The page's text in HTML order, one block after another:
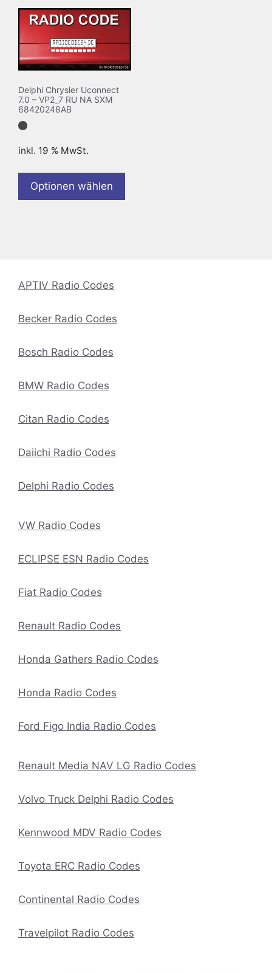
Delphi Chrysler Uconnect
7.0 – VP2_7 RU NA SXM
68420248AB
inkl. 19 % MwSt.
Optionen wählen
APTIV Radio Codes
Becker Radio Codes
Bosch Radio Codes
BMW Radio Codes
Citan Radio Codes
Daiichi Radio Codes
Delphi Radio Codes
VW Radio Codes
ECLIPSE ESN Radio Codes
Fiat Radio Codes
Renault Radio Codes
Honda Gathers Radio Codes
Honda Radio Codes
Ford Figo India Radio Codes
Renault Media NAV LG Radio Codes
Volvo Truck Delphi Radio Codes
Kennwood MDV Radio Codes
Toyota ERC Radio Codes
Continental Radio Codes
Travelpilot Radio Codes